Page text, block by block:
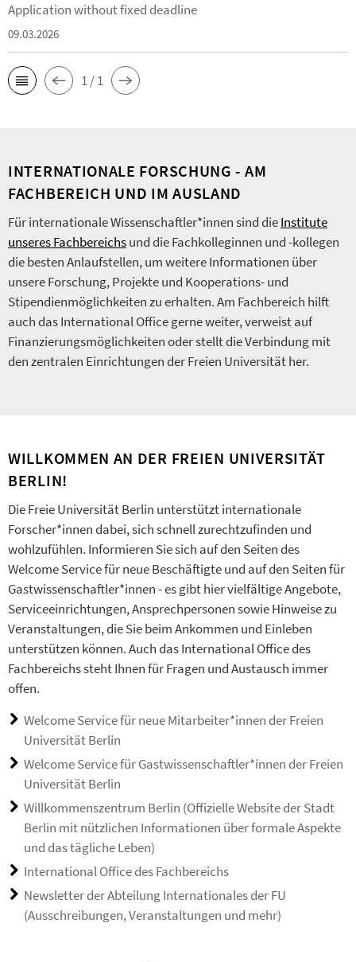
Application without fixed deadline
09.03.2026
1 / 1
INTERNATIONALE FORSCHUNG - AM
FACHBEREICH UND IM AUSLAND
Für internationale Wissenschaftler*innen sind dieInstitute
unseres Fachbereichsund die Fachkolleginnen und -kollegen
die besten Anlaufstellen, um weitere Informationen über
unsere Forschung, Projekte und Kooperations- und
Stipendienmöglichkeiten zu erhalten. Am Fachbereich hilft
auch das International Office gerne weiter, verweist auf
Finanzierungsmöglichkeiten oder stellt die Verbindung mit
den zentralen Einrichtungen der Freien Universität her.
WILLKOMMEN AN DER FREIEN UNIVERSITÄT
BERLIN!
Die Freie Universität Berlin unterstützt internationale
Forscher*innen dabei, sich schnell zurechtzufinden und
wohlzufühlen. Informieren Sie sich auf den Seiten des
Welcome Service für neue Beschäftigte und auf den Seiten für
Gastwissenschaftler*innen - es gibt hier vielfältige Angebote,
Serviceeinrichtungen, Ansprechpersonen sowie Hinweise zu
Veranstaltungen, die Sie beim Ankommen und Einleben
unterstützen können. Auch das International Office des
Fachbereichs steht Ihnen für Fragen und Austausch immer
offen.
Welcome Service für neue Mitarbeiter*innen der Freien
Universität Berlin
Welcome Service für Gastwissenschaftler*innen der Freien
Universität Berlin
Willkommenszentrum Berlin (Offizielle Website der Stadt
Berlin mit nützlichen Informationen über formale Aspekte
und das tägliche Leben)
International Office des Fachbereichs
Newsletter der Abteilung Internationales der FU
(Ausschreibungen, Veranstaltungen und mehr)